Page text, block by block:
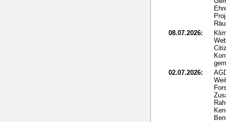
08.07.2026:
02.07.2026: